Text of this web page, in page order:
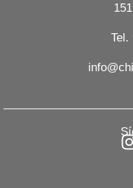
Tel.